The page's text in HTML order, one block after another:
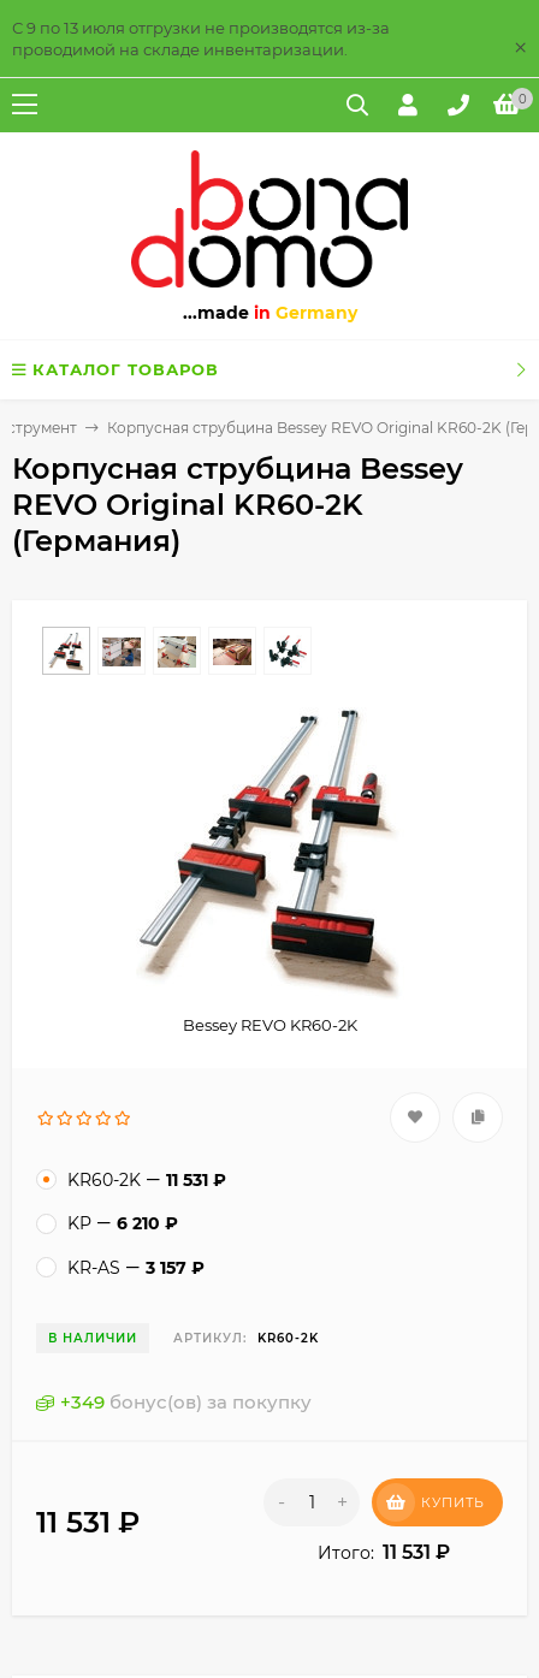
С 9 по 13 июля отгрузки не производятся из-за
проводимой на складе инвентаризации.
×
0
...made in Germany
КАТАЛОГ ТОВАРОВ
Корпусная струбцина Bessey REVO Original KR60-2K
Корпусная струбцина Bessey
REVO Original KR60-2K
(Германия)
Bessey REVO KR60-2K
KR60-2K 11 531 ₽
KP 6 210 ₽
KR-AS 3 157 ₽
В НАЛИЧИИ АРТИКУЛ: KR60-2K
+349 бонус(ов) за покупку
11 531 ₽
- + КУПИТЬ
Итого: 11 531 ₽